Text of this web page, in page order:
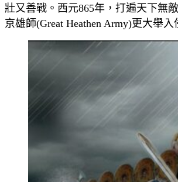
壯又善戰。西元865年，打遍天下無
京雄師(Great Heathen Army)更大舉入